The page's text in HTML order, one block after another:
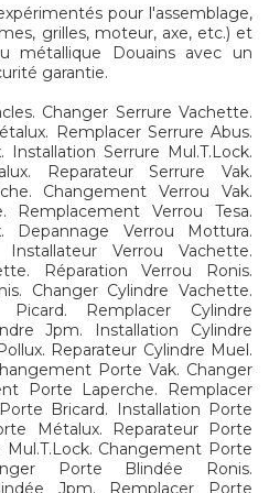
pour l'assemblage,
grilles, moteur, axe, etc.) et
métallique Douains avec un
garantie.
Changer Serrure Vachette.
Remplacer Serrure Abus.
Installation Serrure Mul.T.Lock.
Reparateur Serrure Vak.
Changement Verrou Vak.
Remplacement Verrou Tesa.
Depannage Verrou Mottura.
Verrou Vachette.
Réparation Verrou Ronis.
Changer Cylindre Vachette.
Picard. Remplacer Cylindre
Jpm. Installation Cylindre
Reparateur Cylindre Muel.
Porte Vak. Changer
Porte Laperche. Remplacer
Bricard. Installation Porte
Métalux. Reparateur Porte
Mul.T.Lock. Changement Porte
Porte Blindée Ronis.
Jpm. Remplacer Porte